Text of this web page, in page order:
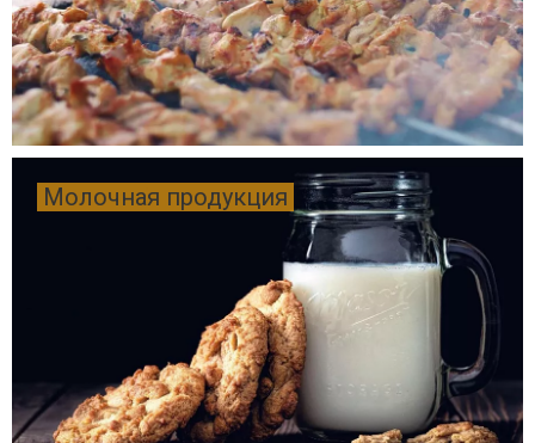
Молочная продукция